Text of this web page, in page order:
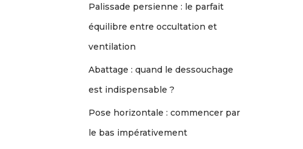
Palissade persienne : le parfait
équilibre entre occultation et
ventilation
Abattage : quand le dessouchage
est indispensable ?
Pose horizontale : commencer par
le bas impérativement